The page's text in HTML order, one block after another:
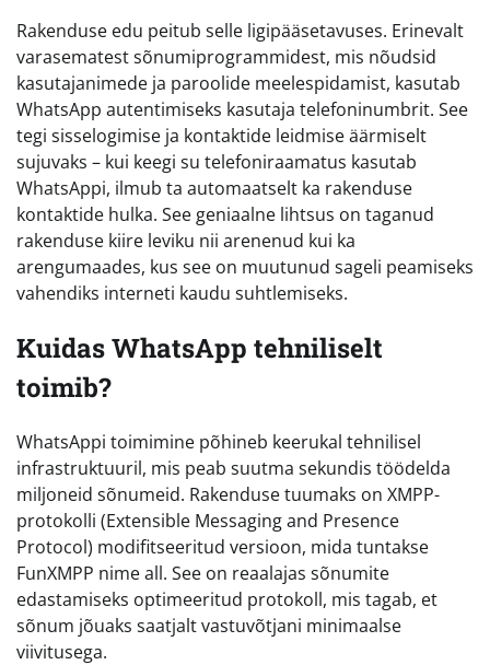
Rakenduse edu peitub selle ligipääsetavuses. Erinevalt
varasematest sõnumiprogrammidest, mis nõudsid
kasutajanimede ja paroolide meelespidamist, kasutab
WhatsApp autentimiseks kasutaja telefoninumbrit. See
tegi sisselogimise ja kontaktide leidmise äärmiselt
sujuvaks – kui keegi su telefoniraamatus kasutab
WhatsAppi, ilmub ta automaatselt ka rakenduse
kontaktide hulka. See geniaalne lihtsus on taganud
rakenduse kiire leviku nii arenenud kui ka
arengumaades, kus see on muutunud sageli peamiseks
vahendiks interneti kaudu suhtlemiseks.
Kuidas WhatsApp tehniliselt
toimib?
WhatsAppi toimimine põhineb keerukal tehnilisel
infrastruktuuril, mis peab suutma sekundis töödelda
miljoneid sõnumeid. Rakenduse tuumaks on XMPP-
protokolli (Extensible Messaging and Presence
Protocol) modifitseeritud versioon, mida tuntakse
FunXMPP nime all. See on reaalajas sõnumite
edastamiseks optimeeritud protokoll, mis tagab, et
sõnum jõuaks saatjalt vastuvõtjani minimaalse
viivitusega.